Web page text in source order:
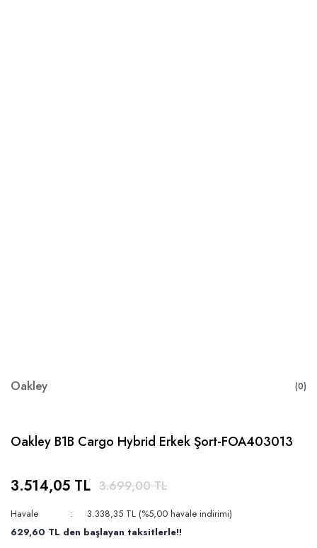
Oakley (0)
Oakley B1B Cargo Hybrid Erkek Şort-FOA403013
3.514,05 TL 3.699,00 TL
Havale
3.338,35 TL (%5,00 havale indirimi)
629,60 TL den başlayan taksitlerle!!